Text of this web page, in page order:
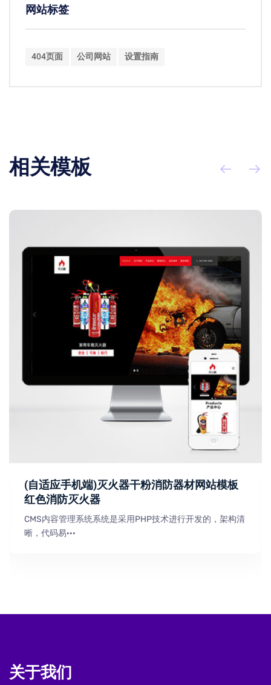
网站标签
404页面 公司网站 设置指南
相关模板
(自适应手机端)灭火器干粉消防器材网站模板
红色消防灭火器
CMS内容管理系统系统是采用PHP技术进行开发的，架构清
晰，代码易···
关于我们